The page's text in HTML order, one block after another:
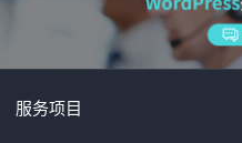
服务项目